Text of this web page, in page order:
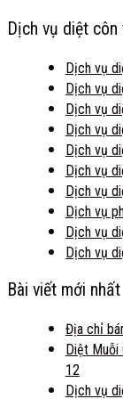
Dịch vụ diệt côn
Dịch vụ
Dịch vụ
Dịch vụ
Dịch vụ
Dịch vụ
Dịch vụ
Dịch vụ
Dịch vụ
Dịch vụ
Dịch vụ
Bài viết mới nhất
Địa chỉ
Diệt Muỗi
12
Dịch vụ